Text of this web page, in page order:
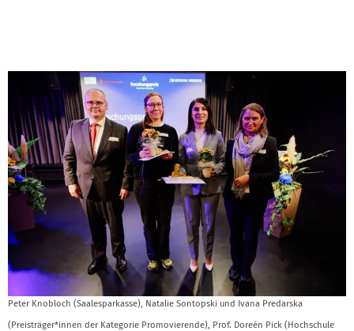
Peter Knobloch (Saalesparkasse), Natalie Sontopski und Ivana Predarska
(Preisträger*innen der Kategorie Promovierende), Prof. Doreén Pick (Hochschule